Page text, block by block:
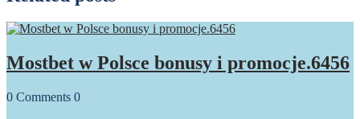
Mostbet w Polsce bonusy i promocje.6456
0 Comments 0